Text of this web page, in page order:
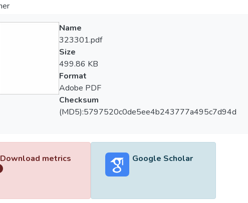
Name
323301.pdf
Size
499.86 KB
Format
Adobe PDF
Checksum
(MD5):5797520c0de5ee4b243777a495c7d94d
Download metrics Google Scholar